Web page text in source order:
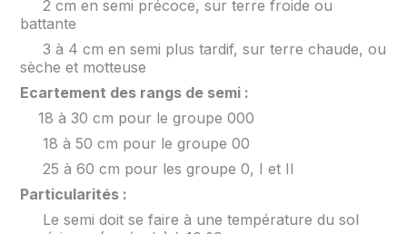
2 cm en semi précoce, sur terre froide ou
battante
3 à 4 cm en semi plus tardif, sur terre chaude, ou
sèche et motteuse
Ecartement des rangs de semi :
18 à 30 cm pour le groupe 000
18 à 50 cm pour le groupe 00
25 à 60 cm pour les groupe 0, I et II
Particularités :
Le semi doit se faire à une température du sol